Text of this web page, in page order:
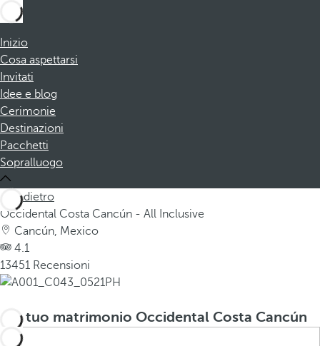
Inizio
Cosa aspettarsi
Invitati
Idee e blog
Cerimonie
Destinazioni
Pacchetti
Sopralluogo
Indietro
Occidental Costa Cancún - All Inclusive
Cancún, Mexico
4.1
13451 Recensioni
Il tuo matrimonio Occidental Costa Cancún